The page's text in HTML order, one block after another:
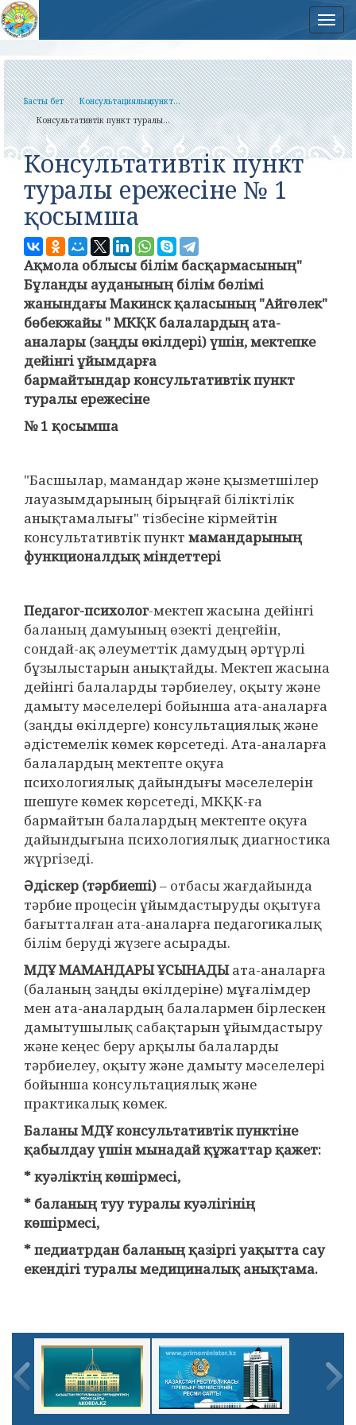
Басты бет
Консультациялық пункт...
Консультативтік пункт туралы...
Консультативтік пункт
туралы ережесіне № 1
қосымша
Ақмола облысы білім басқармасының"
Бұланды ауданының білім бөлімі
жанындағы Макинск қаласының "Айгөлек"
бөбекжайы " МКҚК балалардың ата-
аналары (заңды өкілдері) үшін, мектепке
дейінгі ұйымдарға
бармайтындарконсультативтік пункт
туралы ережесіне
№ 1 қосымша
"Басшылар, мамандар және қызметшілер
лауазымдарының бірыңғай біліктілік
анықтамалығы" тізбесіне кірмейтін
консультативтік пункт мамандарының
функционалдық міндеттері
Педагог-психолог-мектеп жасына дейінгі
баланың дамуының өзекті деңгейін,
сондай-ақ әлеуметтік дамудың әртүрлі
бұзылыстарын анықтайды. Мектеп жасына
дейінгі балаларды тәрбиелеу, оқыту және
дамыту мәселелері бойынша ата-аналарға
(заңды өкілдерге) консультациялық және
әдістемелік көмек көрсетеді. Ата-аналарға
балалардың мектепте оқуға
психологиялық дайындығы мәселелерін
шешуге көмек көрсетеді, МКҚК-ға
бармайтын балалардың мектепте оқуға
дайындығына психологиялық диагностика
жүргізеді.
Әдіскер (тәрбиеші)– отбасы жағдайында
тәрбие процесін ұйымдастыруды оқытуға
бағытталған ата-аналарға педагогикалық
білім беруді жүзеге асырады.
МДҰМАМАНДАРЫ ҰСЫНАДЫата-аналарға
(баланың заңды өкілдеріне) мұғалімдер
мен ата-аналардың балалармен бірлескен
дамытушылық сабақтарын ұйымдастыру
және кеңес беру арқылы балаларды
тәрбиелеу, оқыту және дамыту мәселелері
бойынша консультациялық және
практикалық көмек.
Баланы МДҰ консультативтік пунктіне
қабылдау үшін мынадай құжаттар қажет:
* куәліктің көшірмесі,
* баланың туу туралы куәлігінің
көшірмесі,
* педиатрдан баланың қазіргі уақытта сау
екендігі туралы медициналық анықтама.